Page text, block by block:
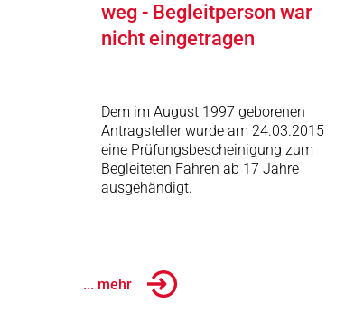
weg - Begleitperson war
nicht eingetragen
Dem im August 1997 geborenen
Antragsteller wurde am 24.03.2015
eine Prüfungsbescheinigung zum
Begleiteten Fahren ab 17 Jahre
ausgehändigt.
... mehr